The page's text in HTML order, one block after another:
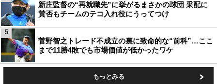
新庄監督の“再就職先”に挙がるまさかの球団 采配に
賛否もチームのテコ入れ役にうってつけ
菅野智之トレード不成立の裏に致命的な“前科”…ここ
まで11勝4敗でも市場価値が低かったワケ
5
もっとみる